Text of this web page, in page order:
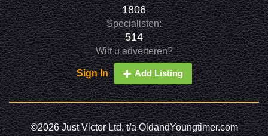
1806
Specialisten:
514
Wilt u adverteren?
Sign In Add Listing
©2026 Just Victor Ltd. t/a OldandYoungtimer.com